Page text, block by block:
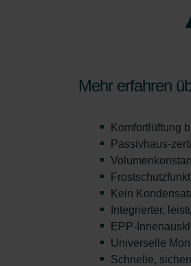
Mehr erfahren
Komfortlüftung
Passivhaus-
Kein
Integrierter,
EPP-
Universelle
Schnelle,